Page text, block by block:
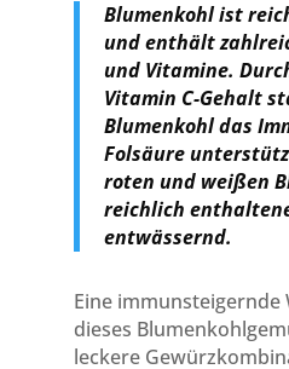
Blumenkohl ist
und enthält
und Vitamine.
Vitamin C-Gehalt
Blumenkohl das
Folsäure
roten und weißen
reichlich
entwässernd.
Eine
dieses
leckere